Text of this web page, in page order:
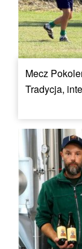
Mecz
Tradycja,